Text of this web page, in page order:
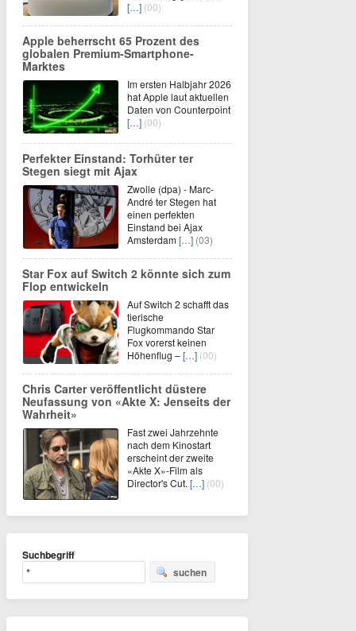
[…] (00)
Apple beherrscht 65 Prozent des
globalen Premium-Smartphone-
Marktes
Im ersten Halbjahr 2026
hat Apple laut aktuellen
Daten von Counterpoint
[…] (00)
Perfekter Einstand: Torhüter ter
Stegen siegt mit Ajax
Zwolle (dpa) - Marc-
André ter Stegen hat
einen perfekten
Einstand bei Ajax
Amsterdam[…] (03)
Star Fox auf Switch 2 könnte sich zum
Flop entwickeln
Auf Switch 2 schafft das
tierische
Flugkommando Star
Fox vorerst keinen
Höhenflug –[…] (00)
Chris Carter veröffentlicht düstere
Neufassung von «Akte X: Jenseits der
Wahrheit»
Fast zwei Jahrzehnte
nach dem Kinostart
erscheint der zweite
«Akte X»-Film als
Director's Cut. […] (00)
Suchbegriff
suchen